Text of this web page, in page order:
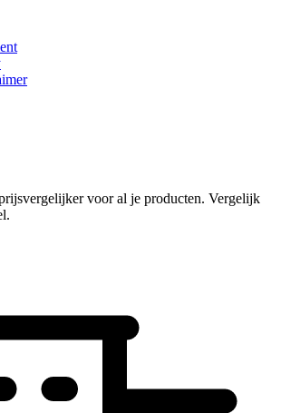
voor al je producten. Vergelijk